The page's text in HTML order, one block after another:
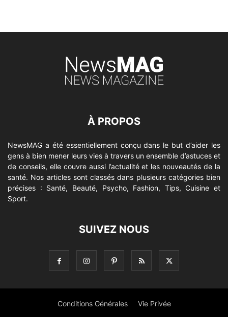
À PROPOS
NewsMAG a été essentiellement conçu dans le but d’aider les
gens à bien mener leurs vies à travers un ensemble d’astuces et
de conseils, elle couvre aussi l’actualité et les nouveautés de la
santé. Nos articles sont classés dans plusieurs catégories bien
précises : Santé, Beauté, Psycho, Fashion, Tips, Cuisine et
Sport.
SUIVEZ NOUS
Conditions Générales Vie Privée